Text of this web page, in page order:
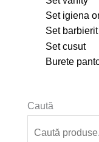
Set igiena
Set barbierit
Set cusut
Burete
Caută